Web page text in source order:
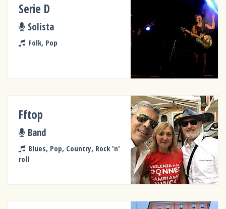
Serie D
Solista
Folk, Pop
Fftop
Band
Blues, Pop, Country, Rock 'n'
roll